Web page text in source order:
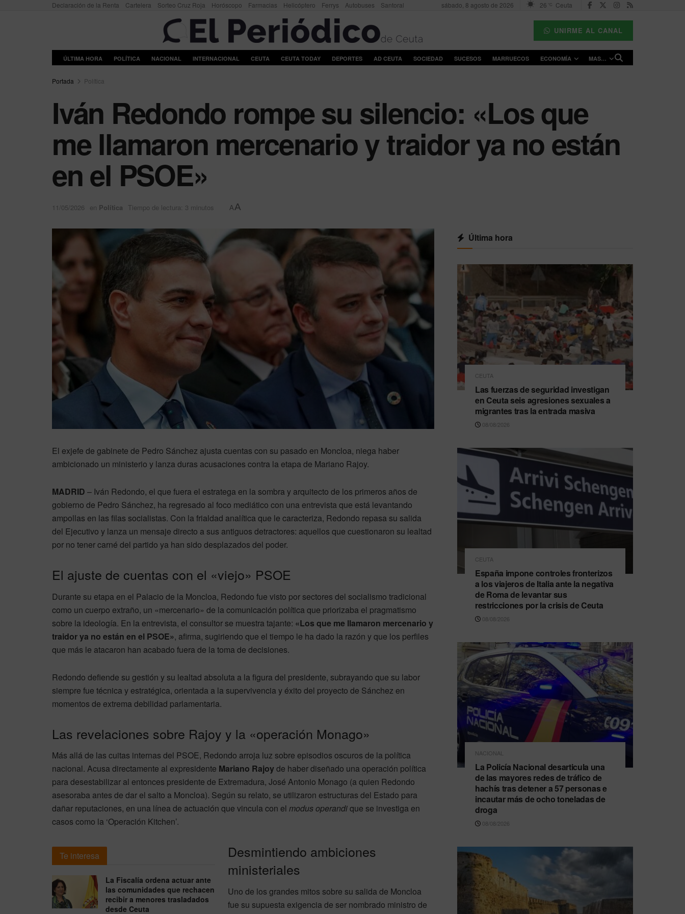
Declaración de la Renta Cartelera Sorteo Cruz Roja Horóscopo Farmacias Helicóptero Ferrys Autobuses Santoral sábado, 8 agosto de 2026 26 °C Ceuta
UNIRME AL CANAL
ÚLTIMA HORA POLÍTICA NACIONAL INTERNACIONAL CEUTA CEUTA TODAY DEPORTES AD CEUTA SOCIEDAD SUCESOS MARRUECOS ECONOMÍA MAS…
Portada Política
Iván Redondo rompe su silencio: «Los que
me llamaron mercenario y traidor ya no están
en el PSOE»
11/05/2026 en Política Tiempo de lectura: 3 minutos AA
El exjefe de gabinete de Pedro Sánchez ajusta cuentas con su pasado en Moncloa, niega haber
ambicionado un ministerio y lanza duras acusaciones contra la etapa de Mariano Rajoy.
MADRID – Iván Redondo, el que fuera el estratega en la sombra y arquitecto de los primeros años de
gobierno de Pedro Sánchez, ha regresado al foco mediático con una entrevista que está levantando
ampollas en las filas socialistas. Con la frialdad analítica que le caracteriza, Redondo repasa su salida
del Ejecutivo y lanza un mensaje directo a sus antiguos detractores: aquellos que cuestionaron su lealtad
por no tener carné del partido ya han sido desplazados del poder.
El ajuste de cuentas con el «viejo» PSOE
Durante su etapa en el Palacio de la Moncloa, Redondo fue visto por sectores del socialismo tradicional
como un cuerpo extraño, un «mercenario» de la comunicación política que priorizaba el pragmatismo
sobre la ideología. En la entrevista, el consultor se muestra tajante: «Los que me llamaron mercenario y
traidor ya no están en el PSOE», afirma, sugiriendo que el tiempo le ha dado la razón y que los perfiles
que más le atacaron han acabado fuera de la toma de decisiones.
Redondo defiende su gestión y su lealtad absoluta a la figura del presidente, subrayando que su labor
siempre fue técnica y estratégica, orientada a la supervivencia y éxito del proyecto de Sánchez en
momentos de extrema debilidad parlamentaria.
Las revelaciones sobre Rajoy y la «operación Monago»
Más allá de las cuitas internas del PSOE, Redondo arroja luz sobre episodios oscuros de la política
nacional. Acusa directamente al expresidente Mariano Rajoyde haber diseñado una operación política
para desestabilizar al entonces presidente de Extremadura, José Antonio Monago (a quien Redondo
asesoraba antes de dar el salto a Moncloa). Según su relato, se utilizaron estructuras del Estado para
dañar reputaciones, en una línea de actuación que vincula con el modus operandique se investiga en
casos como la ‘Operación Kitchen’.
Te interesa
La Fiscalía ordena actuar ante
las comunidades que rechacen
recibir a menores trasladados
desde Ceuta
Desmintiendo ambiciones
ministeriales
Uno de los grandes mitos sobre su salida de Moncloa
fue su supuesta exigencia de ser nombrado ministro de
Última hora
CEUTA
Las fuerzas de seguridad investigan
en Ceuta seis agresiones sexuales a
migrantes tras la entrada masiva
08/08/2026
CEUTA
España impone controles fronterizos
a los viajeros de Italia ante la negativa
de Roma de levantar sus
restricciones por la crisis de Ceuta
08/08/2026
NACIONAL
La Policía Nacional desarticula una
de las mayores redes de tráfico de
hachís tras detener a 57 personas e
incautar más de ocho toneladas de
droga
08/08/2026